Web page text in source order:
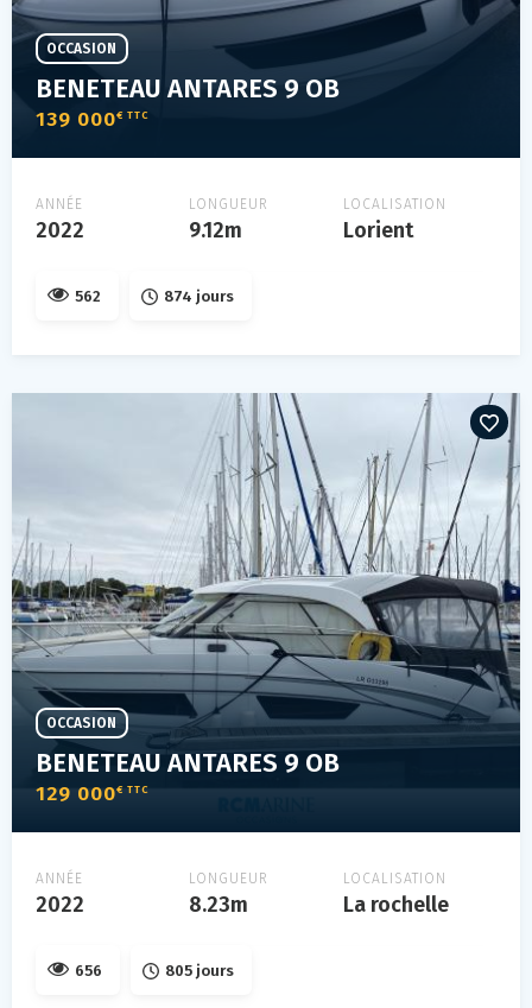
BENETEAU ANTARES 9 OB
139 000€ TTC
OCCASION
ANNÉE
2022
LONGUEUR
9.12m
LOCALISATION
Lorient
562 874 jours
BENETEAU ANTARES 9 OB
129 000€ TTC
OCCASION
ANNÉE
2022
LONGUEUR
8.23m
LOCALISATION
La rochelle
656 805 jours